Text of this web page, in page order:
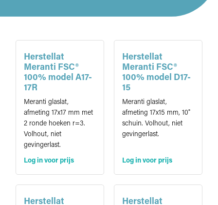
Herstellat
Meranti FSC®
100% model A17-
17R
Meranti glaslat,
afmeting 17x17 mm met
2 ronde hoeken r=3.
Volhout, niet
gevingerlast.
Log in voor prijs
Herstellat
Meranti FSC®
100% model D17-
15
Meranti glaslat,
afmeting 17x15 mm, 10˚
schuin. Volhout, niet
gevingerlast.
Log in voor prijs
Herstellat
Herstellat